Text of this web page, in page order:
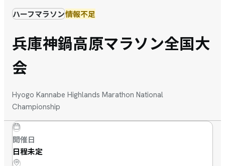
ハーフマラソン情報不足
兵庫神鍋高原マラソン全国大
会
Hyogo Kannabe Highlands Marathon National
Championship
開催日
日程未定